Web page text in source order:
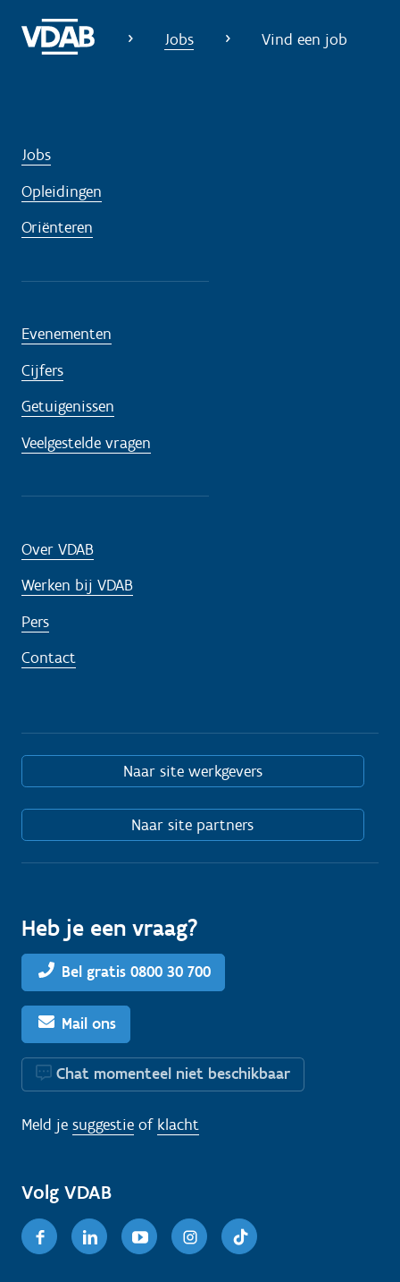
Jobs Vind een job
Jobs
Opleidingen
Oriënteren
Evenementen
Cijfers
Getuigenissen
Veelgestelde vragen
Over VDAB
Werken bij VDAB
Pers
Contact
Naar site werkgevers
Naar site partners
Heb je een vraag?
Bel gratis 0800 30 700
Mail ons
Chat momenteel niet beschikbaar
Meld je suggestie of klacht
Volg VDAB
FacebookLinkedinYoutubeInstagram